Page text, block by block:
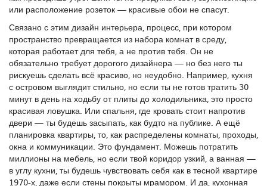
или расположение розеток — красивые обои не спасут.
Связано с этим дизайн интерьера, процесс, при котором
пространство превращается из набора комнат в среду,
которая работает для тебя, а не против тебя. Он не
обязательно требует дорогого дизайнера — но без него ты
рискуешь сделать всё красиво, но неудобно. Например, кухня
с островом выглядит стильно, но если ты не готов тратить 30
минут в день на ходьбу от плиты до холодильника, это просто
красивая ловушка. Или спальня, где кровать стоит напротив
двери — ты будешь засыпать, как будто на публике. А ещё
планировка квартиры, то, как распределены комнаты, проходы,
окна и коммуникации. Это фундамент. Можешь потратить
миллионы на мебель, но если твой коридор узкий, а ванная —
в углу кухни, ты будешь чувствовать себя как в тесной квартире
1970-х, даже если стены покрыты мрамором. И да, кухонная